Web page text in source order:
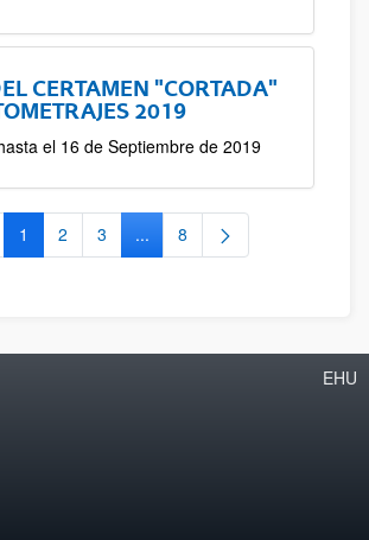
CERTAMEN "CORTADA"
2019
el 16 de Septiembre de 2019
Página
1 Página
2 Página
3 ...Páginas intermedias Use
Página
8
EHU